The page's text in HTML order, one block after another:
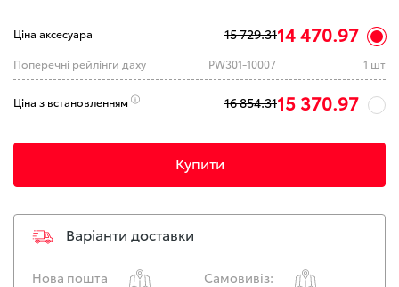
Ціна аксесуара 15 729.3114 470.97
Поперечні рейлінги даху PW301-10007 1 шт
Ціна з встановленням 16 854.3115 370.97
Купити
Варіанти доставки
Нова пошта
Самовивіз: